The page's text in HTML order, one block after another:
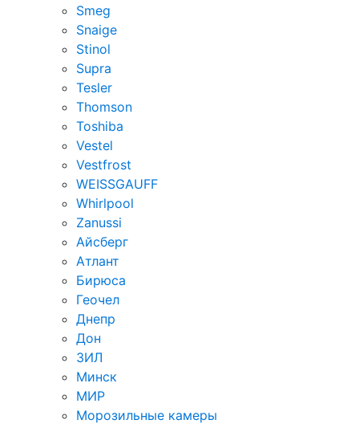
Smeg
Snaige
Stinol
Supra
Tesler
Thomson
Toshiba
Vestel
Vestfrost
WEISSGAUFF
Whirlpool
Zanussi
Айсберг
Атлант
Бирюса
Геочел
Днепр
Дон
ЗИЛ
Минск
МИР
Морозильные камеры